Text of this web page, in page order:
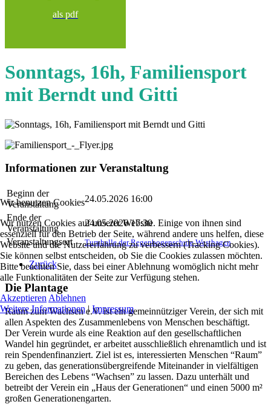
als pdf
Sonntags, 16h, Familiensport
mit Berndt und Gitti
Informationen zur Veranstaltung
Beginn der
Veranstaltung
24.05.2026 16:00
Ende der
Veranstaltung
24.05.2026 17:30
Veranstaltungsort
Turnhalle der Regenbogenschule Westhagen
Zurück
Die Plantage
Raum zum Wachsen e.V. ist ein gemeinnütziger Verein, der sich mit
allen Aspekten des Zusammenlebens von Menschen beschäftigt.
Der Verein wurde als eine Reaktion auf den gesellschaftlichen
Wandel hin gegründet, er arbeitet ausschließlich ehrenamtlich und ist
rein Spendenfinanziert. Ziel ist es, interessierten Menschen “Raum”
zu geben, das generationsübergreifende Miteinander in vielfältigen
Bereichen des Lebens “Wachsen” zu lassen. Dazu unterhält und
betreibt der Verein ein „Haus der Generationen“ und einen 5000 m²
großen Generationengarten.
Wir benutzen Cookies
Wir nutzen Cookies auf unserer Website. Einige von ihnen sind
essenziell für den Betrieb der Seite, während andere uns helfen, diese
Website und die Nutzererfahrung zu verbessern (Tracking Cookies).
Sie können selbst entscheiden, ob Sie die Cookies zulassen möchten.
Bitte beachten Sie, dass bei einer Ablehnung womöglich nicht mehr
alle Funktionalitäten der Seite zur Verfügung stehen.
Akzeptieren Ablehnen
Weitere Informationen|Impressum